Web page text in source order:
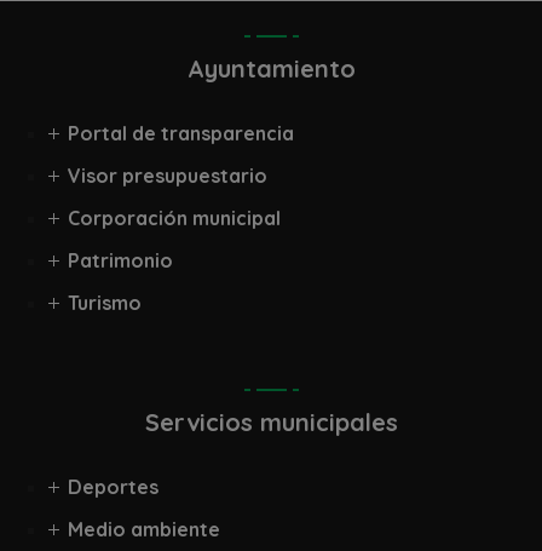
Ayuntamiento
Portal de transparencia
Visor presupuestario
Corporación municipal
Patrimonio
Turismo
Servicios municipales
Deportes
Medio ambiente